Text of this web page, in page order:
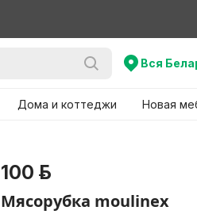
Вся
Дома и коттеджи Новая
100 р.
Мясорубка moulinex